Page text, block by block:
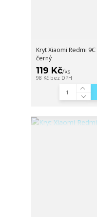
Kryt Xiaomi Redmi
černý
119 Kč/ks
98 Kč bez DPH